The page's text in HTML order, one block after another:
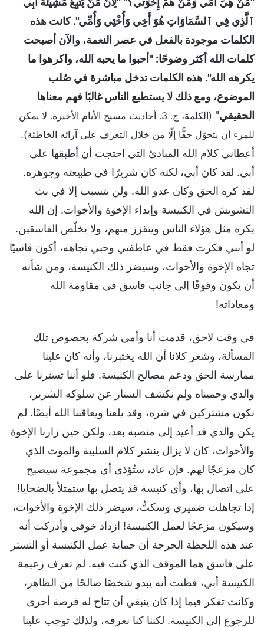
ٱلَّذِي فِي ٱلسَّمَاوَاتِ هُوَ أَخِي وَأُخْتِي وَأُمِّي". كانت هذه
الكلمات موجودة بالفعل في عصر النعمة، والآن أصبحت
كلمات الله أكثر وضوحًا: "أحبوا ما يحبه الله، واكرهوا ما
يكرهه الله". هذه الكلمات تدخل مباشرة في صُلب
الموضوع، ومع ذلك لا يستطيع الناس غالبًا فهم معناها
الحقيقي"
(الكلمة، ج. 3. أحاديث مسيح الأيام الأخيرة. لا يمكن
للمرء أن يتحوّل حقًّا إلّا من خلال التعرف على آرائه الخاطئة).
أعطاني كلام الله المبادئ التي احتجت أن أطبقها على
أبي. لقد كان أبي، لكنه كان شريرًا في طبيعته وجوهره.
لقد كره الحق وكان عدو الله. ولن يتسبب إلا في بث
التشويش في الكنيسة وإيذاء الإخوة والأخوات. إن الله
يكره مثل هؤلاء الناس ويتقزز منهم، ولا يخلّص الفاسقين.
لو أنني فكرت فقط في عاطفتي وحبي تجاهه، أكون قاسيًا
تجاه الإخوة والأخوات، وسيضر ذلك الكنيسة، ومن شأنه
أن يكون وقوفًا إلى جانب فاسق في مقاومة الله
ومعاداته!
في وقت لاحق، قدمت أنا وأمي شركة بخصوص تلك
المسألة، وشعر كلانا أن الله يختبرنا، وأنه كان علينا
ممارسة الحق ودعم مصالح الكنيسة. فلو أننا تسترنا على
والدي وحميناه ولم نكشف الستار عن سلوكه الشرير،
نكون مشتركين في شره، وقد يلعنا ويعاقبنا الله أيضًا. لم
يكن والدي قد أعيد إلى منصبه بعد، ولكن حين زارنا الإخوة
والأخوات، كان لا يزال ينشر كلام السلبية والموت الذي
كان مزعجًا لهم. فإن عاد، ستُؤذى أي مجموعة سيصبح
على اتصال بها، وأي كنيسة قد يتصل بها ستمتلأ بالضحايا!
إذا تجاهلت ضميري وسكتُّ، سيضر ذلك الإخوة والأخوات،
وسيكون مزعجًا لعمل الكنيسة! ازداد خوفي وأدركت أنه
عند هذه اللحظة الحرجة أن حماية عمل الكنيسة أو التستر
على فاسق هما الموقف الذي كنت فيه. لم تعرف زعيمة
الكنيسة أبي، فظنت أنه يبدو شخصًا صالحًا من الظاهر،
وكانت تفكر فيما إذا كان ينبغي أن تتاح له فرصة أخرى
للرجوع إلى الكنيسة. لكننا كنا نعرفه، ولذلك توجب علينا